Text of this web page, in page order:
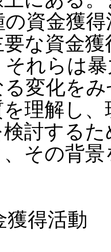
の資金獲
な資金
それらは
変化を
理解し
討する
その背
獲得活動